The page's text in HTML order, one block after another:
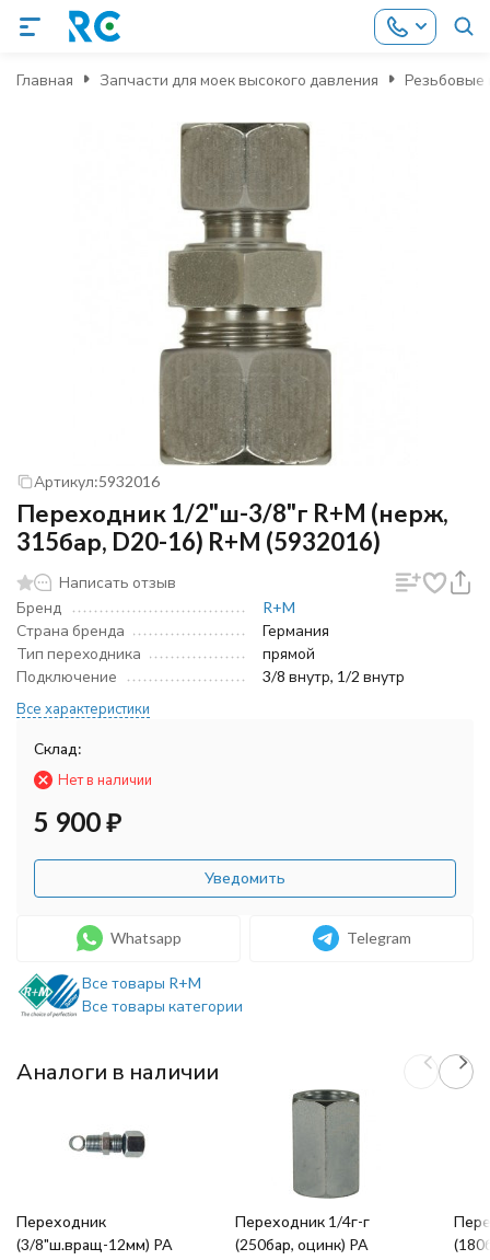
Главная Запчасти для моек высокого давления Резьбовые
Артикул:5932016
Переходник 1/2"ш-3/8"г R+M (нерж,
315бар, D20-16) R+M (5932016)
Написать отзыв
Бренд
R+M
Страна бренда
Германия
Тип переходника
прямой
Подключение
3/8 внутр, 1/2 внутр
Все характеристики
Склад:
Нет в наличии
5 900₽
Уведомить
Whatsapp Telegram
Все товары R+M
Все товары категории
Аналоги в наличии
Переходник
(3/8"ш.вращ-12мм) PA
Переходник 1/4г-г
(250бар, оцинк) PA